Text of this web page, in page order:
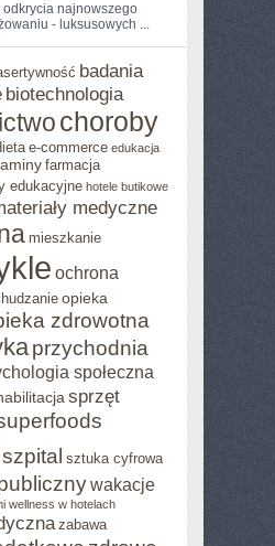
odkrycia najnowszego
- ⁢luksusowych ...
badania
biotechnologia
choroby
e-commerce edukacja
farmacja
edukacyjne hotele butikowe
medyczne
mieszkanie
ochrona
opieka
zdrowotna
przychodnia
społeczna
sprzęt
szpital sztuka cyfrowa
wakacje
wellness w hotelach
zabawa